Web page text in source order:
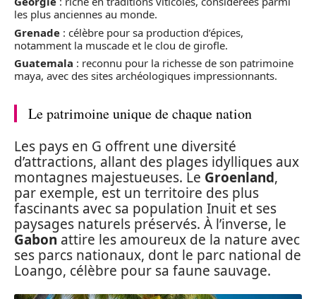
les plus anciennes au monde.
Grenade : célèbre pour sa production d’épices,
notamment la muscade et le clou de girofle.
Guatemala : reconnu pour la richesse de son patrimoine
maya, avec des sites archéologiques impressionnants.
Le patrimoine unique de chaque nation
Les pays en G offrent une diversité
d’attractions, allant des plages idylliques aux
montagnes majestueuses. Le Groenland,
par exemple, est un territoire des plus
fascinants avec sa population Inuit et ses
paysages naturels préservés. À l’inverse, le
Gabon attire les amoureux de la nature avec
ses parcs nationaux, dont le parc national de
Loango, célèbre pour sa faune sauvage.